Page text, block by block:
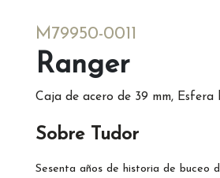
M79950-0011
Ranger
Caja de acero de 39 mm,
Sobre Tudor
Sesenta años de historia de buceo